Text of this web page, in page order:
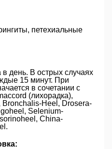
петехиальные
день. В острых случаях
15 минут. При
в сочетании с
(лихорадка),
Bronchalis-Heel, Drosera-
Selenium-
China-